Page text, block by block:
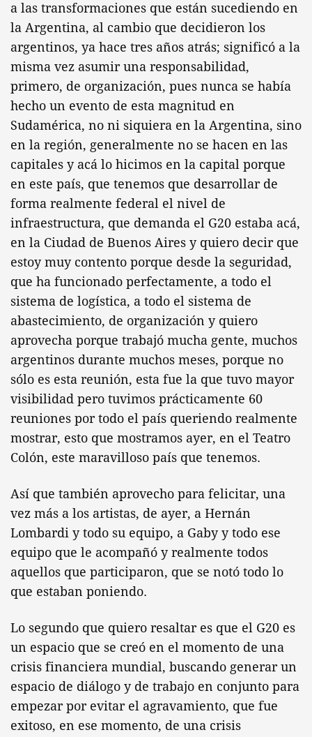
a las transformaciones que están sucediendo en
la Argentina, al cambio que decidieron los
argentinos, ya hace tres años atrás; significó a la
misma vez asumir una responsabilidad,
primero, de organización, pues nunca se había
hecho un evento de esta magnitud en
Sudamérica, no ni siquiera en la Argentina, sino
en la región, generalmente no se hacen en las
capitales y acá lo hicimos en la capital porque
en este país, que tenemos que desarrollar de
forma realmente federal el nivel de
infraestructura, que demanda el G20 estaba acá,
en la Ciudad de Buenos Aires y quiero decir que
estoy muy contento porque desde la seguridad,
que ha funcionado perfectamente, a todo el
sistema de logística, a todo el sistema de
abastecimiento, de organización y quiero
aprovecha porque trabajó mucha gente, muchos
argentinos durante muchos meses, porque no
sólo es esta reunión, esta fue la que tuvo mayor
visibilidad pero tuvimos prácticamente 60
reuniones por todo el país queriendo realmente
mostrar, esto que mostramos ayer, en el Teatro
Colón, este maravilloso país que tenemos.
Así que también aprovecho para felicitar, una
vez más a los artistas, de ayer, a Hernán
Lombardi y todo su equipo, a Gaby y todo ese
equipo que le acompañó y realmente todos
aquellos que participaron, que se notó todo lo
que estaban poniendo.
Lo segundo que quiero resaltar es que el G20 es
un espacio que se creó en el momento de una
crisis financiera mundial, buscando generar un
espacio de diálogo y de trabajo en conjunto para
empezar por evitar el agravamiento, que fue
exitoso, en ese momento, de una crisis